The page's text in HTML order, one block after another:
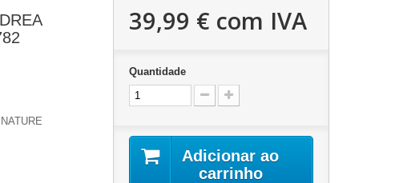
39,99 € com IVA
Quantidade
Adicionar ao
carrinho